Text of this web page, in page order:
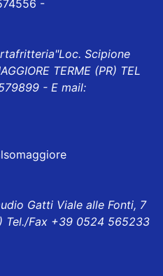
-
Loc. Scipione
TERME (PR) TEL
- E mail:
Gatti Viale alle Fonti, 7
Tel./Fax +39 0524 565233